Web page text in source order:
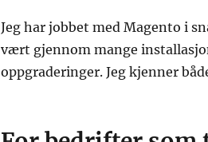
Jeg har jobbet med Magento i
vært gjennom mange
oppgraderinger. Jeg kjenner